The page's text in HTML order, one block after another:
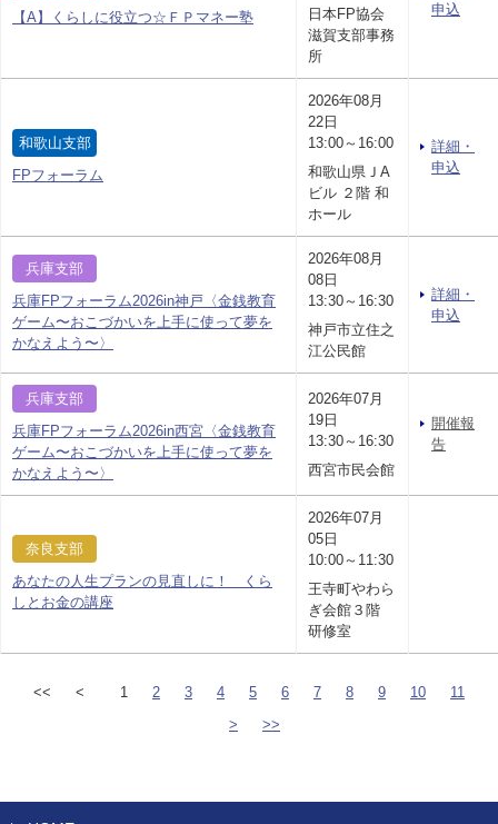
【A】くらしに役立つ☆ＦＰマネー塾
日本FP協会
滋賀支部事務
所
申込
和歌山支部
FPフォーラム
2026年08月
22日
13:00～16:00
和歌山県ＪA
ビル ２階 和
ホール
詳細・
申込
兵庫支部
兵庫FPフォーラム2026in神戸〈金銭教育
ゲーム〜おこづかいを上手に使って夢を
かなえよう〜〉
2026年08月
08日
13:30～16:30
神戸市立住之
江公民館
詳細・
申込
兵庫支部
兵庫FPフォーラム2026in西宮〈金銭教育
ゲーム〜おこづかいを上手に使って夢を
かなえよう〜〉
2026年07月
19日
13:30～16:30
西宮市民会館
開催報
告
奈良支部
あなたの人生プランの見直しに！ くら
しとお金の講座
2026年07月
05日
10:00～11:30
王寺町やわら
ぎ会館３階
研修室
<< < 1 2 3 4 5 6 7 8 9 10
11
>
>>